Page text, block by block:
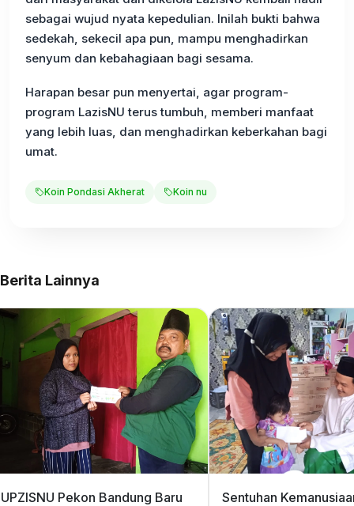
sebagai wujud nyata kepedulian. Inilah bukti bahwa
sedekah, sekecil apa pun, mampu menghadirkan
senyum dan kebahagiaan bagi sesama.
Harapan besar pun menyertai, agar program-
program LazisNU terus tumbuh, memberi manfaat
yang lebih luas, dan menghadirkan keberkahan bagi
umat.
Koin Pondasi Akherat Koin nu
Berita Lainnya
UPZISNU Pekon Bandung Baru
Sentuhan